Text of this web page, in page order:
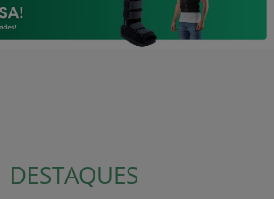
DESTAQUES